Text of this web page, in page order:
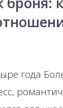
года